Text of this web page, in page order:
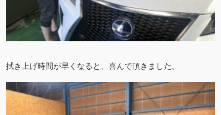
拭き上げ時間が早くなると、喜んで頂きました。